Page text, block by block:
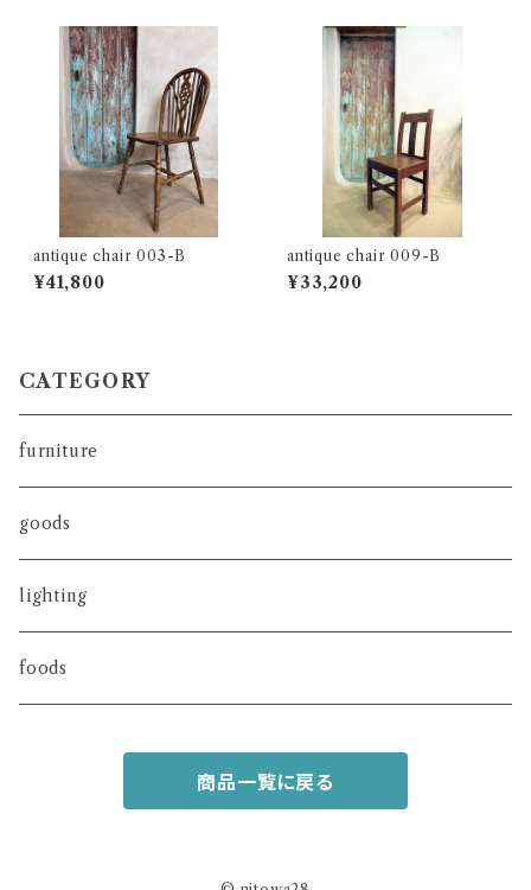
antique chair 003-B
¥41,800
antique chair 009-B
¥33,200
CATEGORY
furniture
goods
lighting
foods
商品一覧に戻る